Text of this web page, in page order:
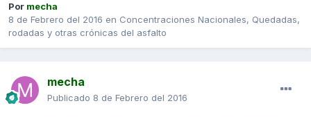
Por mecha
8 de Febrero del 2016 en Concentraciones Nacionales, Quedadas,
rodadas y otras crónicas del asfalto
mecha
Publicado 8 de Febrero del 2016